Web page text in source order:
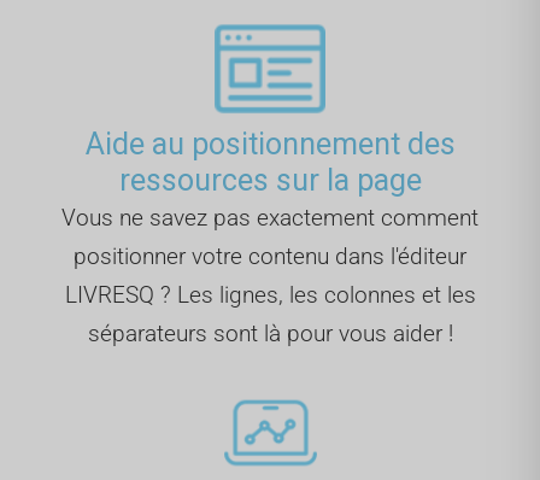
Aide au positionnement des
ressources sur la page
Vous ne savez pas exactement comment
positionner votre contenu dans l'éditeur
LIVRESQ ? Les lignes, les colonnes et les
séparateurs sont là pour vous aider !